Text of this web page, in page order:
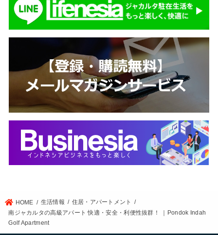
HOME 生活情報
住居・アパートメント
南ジャカルタの高級アパート 快適・安全・利便性抜群！ ｜Pondok Indah
Golf Apartment